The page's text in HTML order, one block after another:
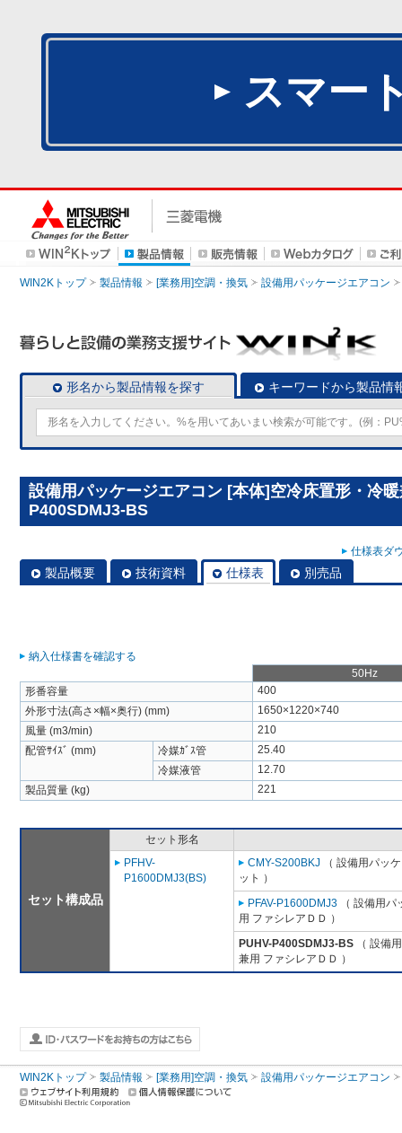
スマー
WIN2Kトップ 製品情報 [業務用]空調・換気 設備用パッケージエアコン
形名から製品情報を探す キーワードから製品情
設備用パッケージエアコン [本体]空冷床置形・冷
P400SDMJ3-BS
仕様表ダ
製品概要 技術資料 仕様表 別売品
納入仕様書を確認する
50Hz
形番容量
400
外形寸法(高さ×幅×奥行) (mm)
1650×1220×740
風量 (m3/min)
210
配管ｻｲｽﾞ (mm)
冷媒ｶﾞｽ管
25.40
冷媒液管
12.70
製品質量 (kg)
221
セット構成品
セット形名
PFHV-
P1600DMJ3(BS)
CMY-S200BKJ （ 設備用パッ
ット ）
PFAV-P1600DMJ3 （ 設備用
用 ファシレアＤＤ ）
PUHV-P400SDMJ3-BS （ 設備
兼用 ファシレアＤＤ ）
WIN2Kトップ 製品情報 [業務用]空調・換気 設備用パッケージエアコン